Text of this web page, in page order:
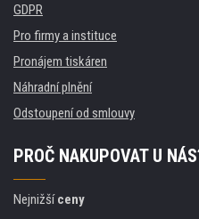
GDPR
Pro firmy a instituce
Pronájem tiskáren
Náhradní plnění
Odstoupení od smlouvy
PROČ NAKUPOVAT U
Nejnižšíceny